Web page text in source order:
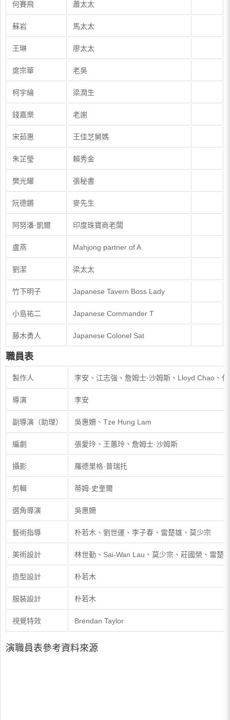
何賽飛 蕭太太
蘇岩 馬太太
王琳 廖太太
庹宗華 老吳
柯宇綸 梁潤生
錢嘉樂 老謝
宋茹惠 王佳芝舅媽
朱芷瑩 賴秀金
樊光耀 張秘書
阮德鏘 麥先生
阿努潘·凱爾 印度珠寶商老闆
盧燕 Mahjong partner of A
劉潔 梁太太
竹下明子 Japanese Tavern Boss Lady
小島祐二 Japanese Commander T
藤木勇人 Japanese Colonel Sat
職員表
製作人 李安、江志強、詹姆士·沙姆斯、Lloyd Chao、
導演 李安
副導演（助理） 吳惠姍、Tze Hung Lam
編劇 張愛玲、王蕙玲、詹姆士·沙姆斯
攝影 羅德里格·普瑞托
剪輯 蒂姆·史奎爾
選角導演 吳惠姍
藝術指導 朴若木、劉世運、李子春、雷楚雄、莫少宗
美術設計 林世勤、Sai-Wan Lau、莫少宗、莊國榮、雷楚
造型設計 朴若木
服裝設計 朴若木
視覺特效 Brendan Taylor
演職員表參考資料來源